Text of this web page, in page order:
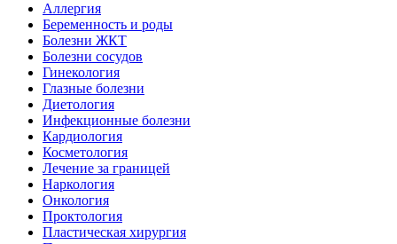
Аллергия
Беременность и роды
Болезни ЖКТ
Болезни сосудов
Гинекология
Глазные болезни
Диетология
Инфекционные болезни
Кардиология
Косметология
Лечение за границей
Наркология
Онкология
Проктология
Пластическая хирургия